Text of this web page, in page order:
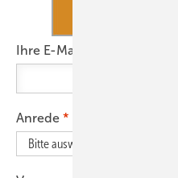
Ihre E-Mail-Adresse
Anrede